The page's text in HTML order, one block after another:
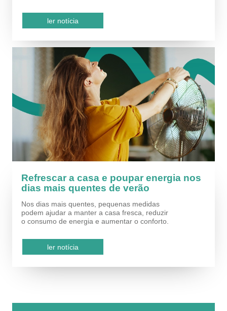
ler notícia
Refrescar a casa e poupar energia nos
dias mais quentes de verão
Nos dias mais quentes, pequenas medidas
podem ajudar a manter a casa fresca, reduzir
o consumo de energia e aumentar o conforto.
ler notícia